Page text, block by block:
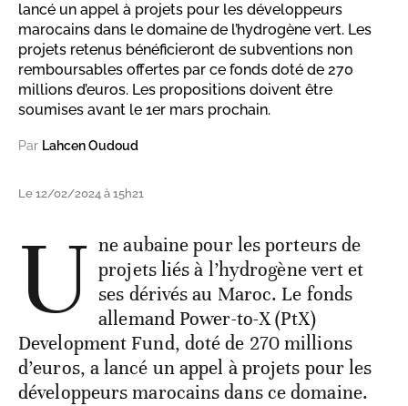
lancé un appel à projets pour les développeurs
marocains dans le domaine de l’hydrogène vert. Les
projets retenus bénéficieront de subventions non
remboursables offertes par ce fonds doté de 270
millions d’euros. Les propositions doivent être
soumises avant le 1er mars prochain.
Par Lahcen Oudoud
Le 12/02/2024 à 15h21
U ne aubaine pour les porteurs de
projets liés à l’hydrogène vert et
ses dérivés au Maroc. Le fonds
allemand Power-to-X (PtX)
Development Fund, doté de 270 millions
d’euros, a lancé un appel à projets pour les
développeurs marocains dans ce domaine.